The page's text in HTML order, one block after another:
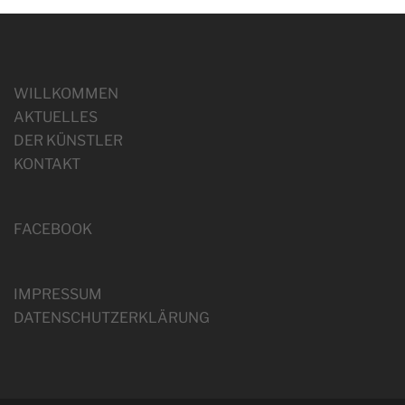
WILLKOMMEN
AKTUELLES
DER KÜNSTLER
KONTAKT
FACEBOOK
IMPRESSUM
DATENSCHUTZERKLÄRUNG